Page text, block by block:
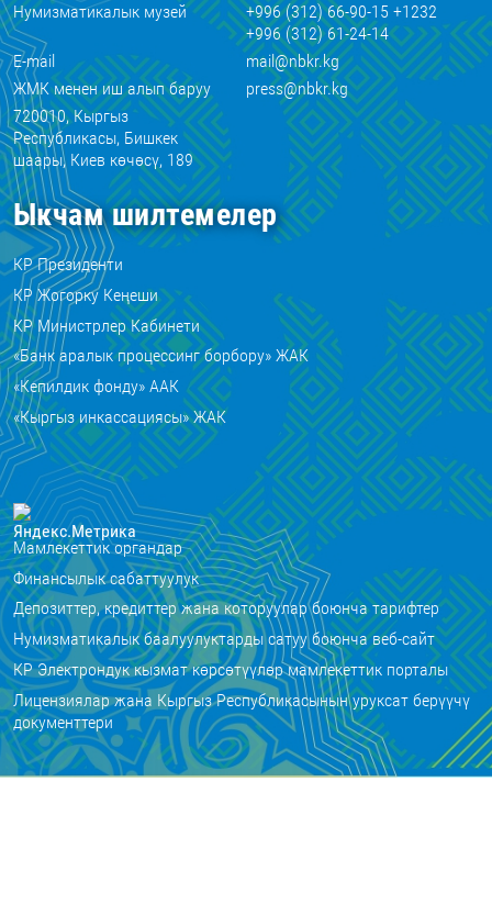
Нумизматикалык музей
+996 (312) 66-90-15 +1232
+996 (312) 61-24-14
E-mail
mail@nbkr.kg
ЖМК менен иш алып баруу
press@nbkr.kg
720010, Кыргыз
Республикасы, Бишкек
шаары, Киев көчөсү, 189
Ыкчам шилтемелер
КР Президенти
КР Жогорку Кеңеши
КР Министрлер Кабинети
«Банк аралык процессинг борбору» ЖАК
«Кепилдик фонду» ААК
«Кыргыз инкассациясы» ЖАК
Мамлекеттик органдар
Финансылык сабаттуулук
Депозиттер, кредиттер жана которуулар боюнча тарифтер
Нумизматикалык баалуулуктарды сатуу боюнча веб-сайт
КР Электрондук кызмат көрсөтүүлөр мамлекеттик порталы
Лицензиялар жана Кыргыз Республикасынын уруксат берүүчү
документтери